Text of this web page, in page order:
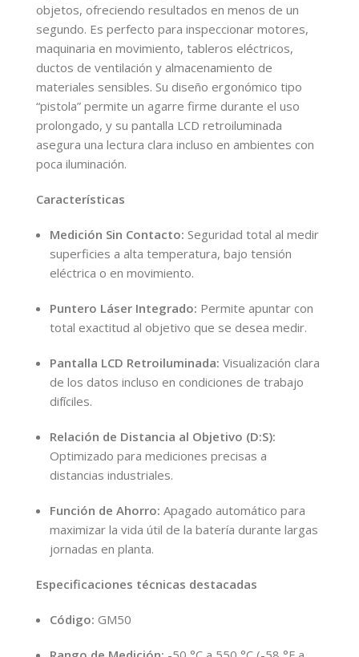
objetos, ofreciendo resultados en menos de un
segundo. Es perfecto para inspeccionar motores,
maquinaria en movimiento, tableros eléctricos,
ductos de ventilación y almacenamiento de
materiales sensibles. Su diseño ergonómico tipo
“pistola” permite un agarre firme durante el uso
prolongado, y su pantalla LCD retroiluminada
asegura una lectura clara incluso en ambientes con
poca iluminación.
Características
Medición Sin Contacto: Seguridad total al medir
superficies a alta temperatura, bajo tensión
eléctrica o en movimiento.
Puntero Láser Integrado: Permite apuntar con
total exactitud al objetivo que se desea medir.
Pantalla LCD Retroiluminada: Visualización clara
de los datos incluso en condiciones de trabajo
difíciles.
Relación de Distancia al Objetivo (D:S):
Optimizado para mediciones precisas a
distancias industriales.
Función de Ahorro: Apagado automático para
maximizar la vida útil de la batería durante largas
jornadas en planta.
Especificaciones técnicas destacadas
Código: GM50